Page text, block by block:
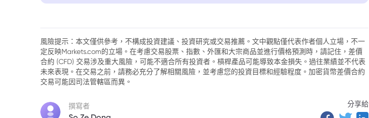
3. 企業財報季迎來佳績
4. 經濟數據即將發布
風險提示：本文僅供參考，不構成投資建議、投資研究或交易推薦。文中觀點僅代表作者個人立場，不一
定反映Markets.com的立場。在考慮交易股票、指數、外匯和大宗商品並進行價格預測時，請記住，差價
合約 (CFD) 交易涉及重大風險，可能不適合所有投資者。槓桿產品可能導致本金損失。過往業績並不代表
未來表現。在交易之前，請務必充分了解相關風險，並考慮您的投資目標和經驗程度。加密貨幣差價合約
交易可能因司法管轄區而異。
撰寫者 分享給